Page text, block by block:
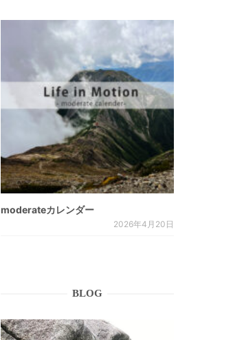
moderateカレンダー
2026年4月20日
BLOG